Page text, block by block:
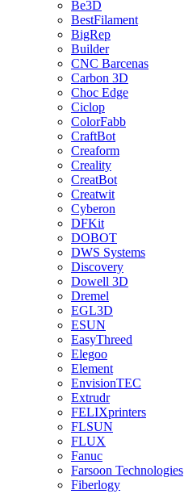
Be3D
BestFilament
BigRep
Builder
CNC Barcenas
Carbon 3D
Choc Edge
Ciclop
ColorFabb
CraftBot
Creaform
Creality
CreatBot
Creatwit
Cyberon
DFKit
DOBOT
DWS Systems
Discovery
Dowell 3D
Dremel
EGL3D
ESUN
EasyThreed
Elegoo
Element
EnvisionTEC
Extrudr
FELIXprinters
FLSUN
FLUX
Fanuc
Farsoon Technologies
Fiberlogy